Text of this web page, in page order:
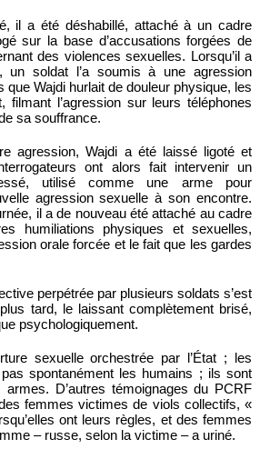
il a été déshabillé, attaché à un cadre
sur la base d’accusations forgées de
des violences sexuelles. Lorsqu’il a
un soldat l’a soumis à une agression
que Wajdi hurlait de douleur physique, les
filmant l’agression sur leurs téléphones
sa souffrance.
agression, Wajdi a été laissé ligoté et
ont alors fait intervenir un
utilisé comme une arme pour
agression sexuelle à son encontre.
il a de nouveau été attaché au cadre
humiliations physiques et sexuelles,
orale forcée et le fait que les gardes
perpétrée par plusieurs soldats s’est
tard, le laissant complètement brisé,
psychologiquement.
sexuelle orchestrée par l’État ; les
spontanément les humains ; ils sont
D’autres témoignages du PCRF
femmes victimes de viols collectifs, «
ont leurs règles, et des femmes
– russe, selon la victime – a uriné.